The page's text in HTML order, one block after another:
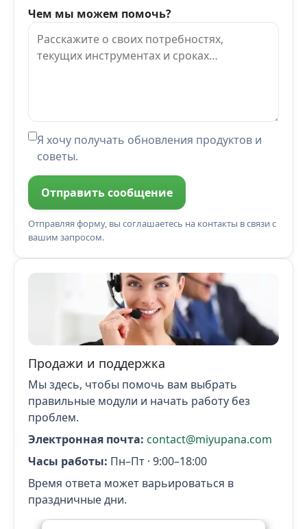
Чем мы можем помочь?
Я хочу получать обновления продуктов и
советы.
Отправить сообщение
Отправляя форму, вы соглашаетесь на контакты в связи с
вашим запросом.
Продажи и поддержка
Мы здесь, чтобы помочь вам выбрать
правильные модули и начать работу без
проблем.
Электронная почта: contact@miyupana.com
Часы работы: Пн–Пт · 9:00–18:00
Время ответа может варьироваться в
праздничные дни.